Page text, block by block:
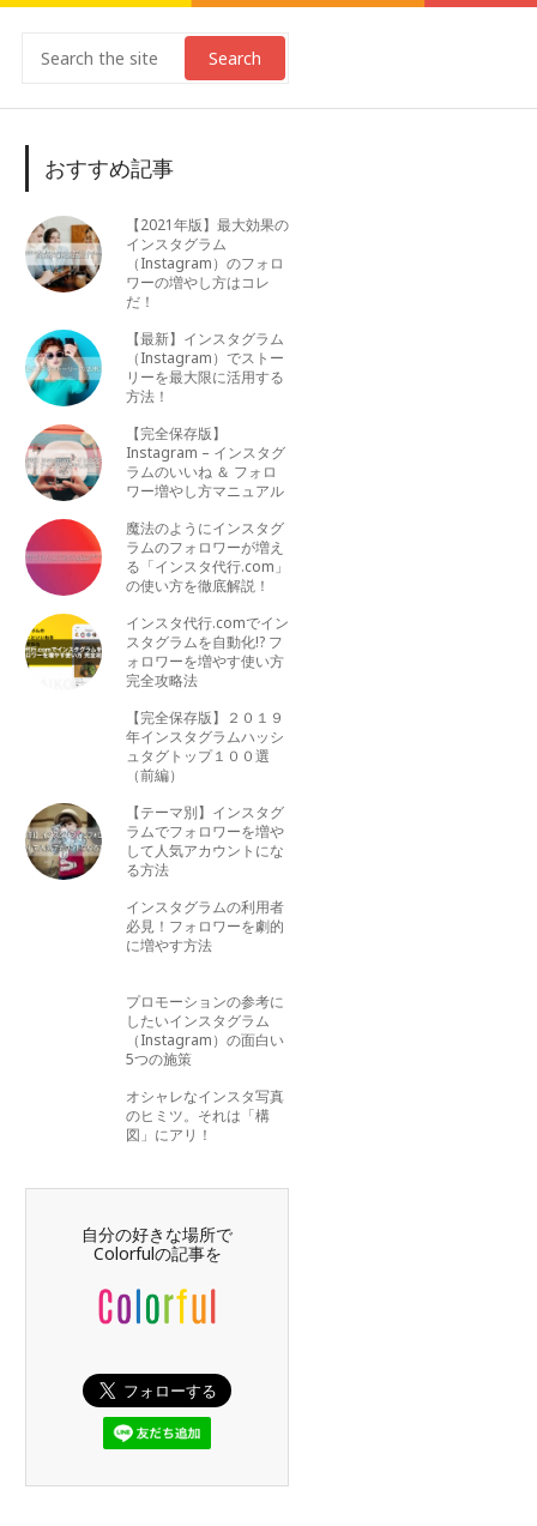
Search
おすすめ記事
【2021年版】最大効果の
インスタグラム
（Instagram）のフォロ
ワーの増やし方はコレ
だ！
【最新】インスタグラム
（Instagram）でストー
リーを最大限に活用する
方法！
【完全保存版】
Instagram – インスタグ
ラムのいいね ＆ フォロ
ワー増やし方マニュアル
魔法のようにインスタグ
ラムのフォロワーが増え
る「インスタ代行.com」
の使い方を徹底解説！
インスタ代行.comでイン
スタグラムを自動化!? フ
ォロワーを増やす使い方
完全攻略法
【完全保存版】２０１９
年インスタグラムハッシ
ュタグトップ１００選
（前編）
【テーマ別】インスタグ
ラムでフォロワーを増や
して人気アカウントにな
る方法
インスタグラムの利用者
必見！フォロワーを劇的
に増やす方法
プロモーションの参考に
したいインスタグラム
（Instagram）の面白い
5つの施策
オシャレなインスタ写真
のヒミツ。それは「構
図」にアリ！
自分の好きな場所で
Colorfulの記事を